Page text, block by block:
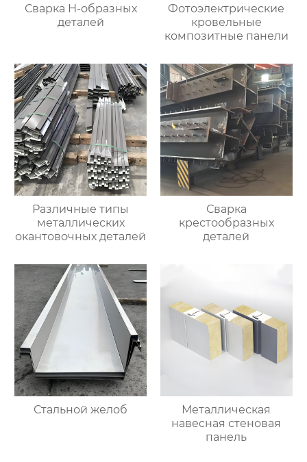
Сварка Н-образных
деталей
Фотоэлектрические
кровельные
композитные панели
Различные типы
металлических
окантовочных деталей
Сварка
крестообразных
деталей
Стальной желоб
Металлическая
навесная стеновая
панель